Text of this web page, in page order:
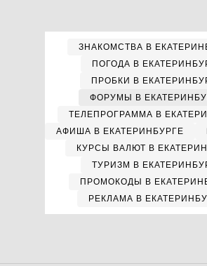
ЗНАКОМСТВА В
ПОГОДА В
ПРОБКИ В
ФОРУМЫ В
ТЕЛЕПРОГРАММА В
АФИША В ЕКАТЕРИНБУРГЕ
КУРСЫ ВАЛЮТ В
ТУРИЗМ В
ПРОМОКОДЫ В
РЕКЛАМА В